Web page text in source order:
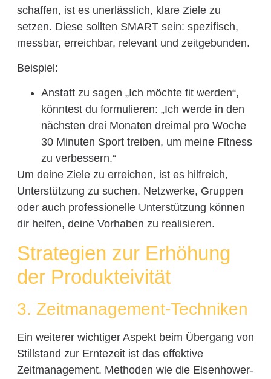
schaffen, ist es unerlässlich, klare Ziele zu
setzen. Diese sollten SMART sein: spezifisch,
messbar, erreichbar, relevant und zeitgebunden.
Beispiel:
Anstatt zu sagen „Ich möchte fit werden“,
könntest du formulieren: „Ich werde in den
nächsten drei Monaten dreimal pro Woche
30 Minuten Sport treiben, um meine Fitness
zu verbessern.“
Um deine Ziele zu erreichen, ist es hilfreich,
Unterstützung zu suchen. Netzwerke, Gruppen
oder auch professionelle Unterstützung können
dir helfen, deine Vorhaben zu realisieren.
Strategien zur Erhöhung
der Produkteivität
3. Zeitmanagement-Techniken
Ein weiterer wichtiger Aspekt beim Übergang von
Stillstand zur Erntezeit ist das effektive
Zeitmanagement. Methoden wie die Eisenhower-